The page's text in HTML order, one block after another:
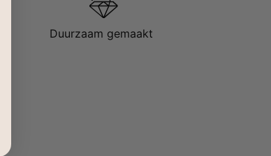
Duurzaam gemaakt